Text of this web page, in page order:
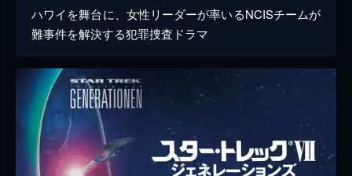
ハワイを舞台に、女性リーダーが率いるNCISチームが
難事件を解決する犯罪捜査ドラマ